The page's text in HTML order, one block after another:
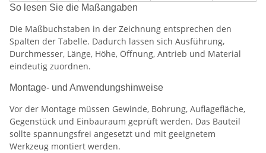
So lesen Sie die Maßangaben
Die Maßbuchstaben in der Zeichnung entsprechen den
Spalten der Tabelle. Dadurch lassen sich Ausführung,
Durchmesser, Länge, Höhe, Öffnung, Antrieb und Material
eindeutig zuordnen.
Montage- und Anwendungshinweise
Vor der Montage müssen Gewinde, Bohrung, Auflagefläche,
Gegenstück und Einbauraum geprüft werden. Das Bauteil
sollte spannungsfrei angesetzt und mit geeignetem
Werkzeug montiert werden.